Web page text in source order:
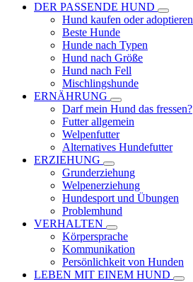
DER PASSENDE HUND
Hund kaufen oder adoptieren
Beste Hunde
Hunde nach Typen
Hund nach Größe
Hund nach Fell
Mischlingshunde
ERNÄHRUNG
Darf mein Hund das fressen?
Futter allgemein
Welpenfutter
Alternatives Hundefutter
ERZIEHUNG
Grunderziehung
Welpenerziehung
Hundesport und Übungen
Problemhund
VERHALTEN
Körpersprache
Kommunikation
Persönlichkeit von Hunden
LEBEN MIT EINEM HUND